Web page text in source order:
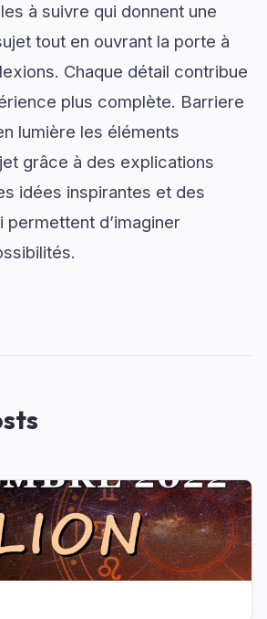
à suivre qui donnent une
tout en ouvrant la porte à
Chaque détail contribue
plus complète. Barriere
lumière les éléments
grâce à des explications
idées inspirantes et des
d’imaginer